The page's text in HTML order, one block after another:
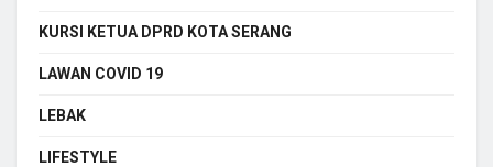
KURSI KETUA DPRD KOTA SERANG
LAWAN COVID 19
LEBAK
LIFESTYLE